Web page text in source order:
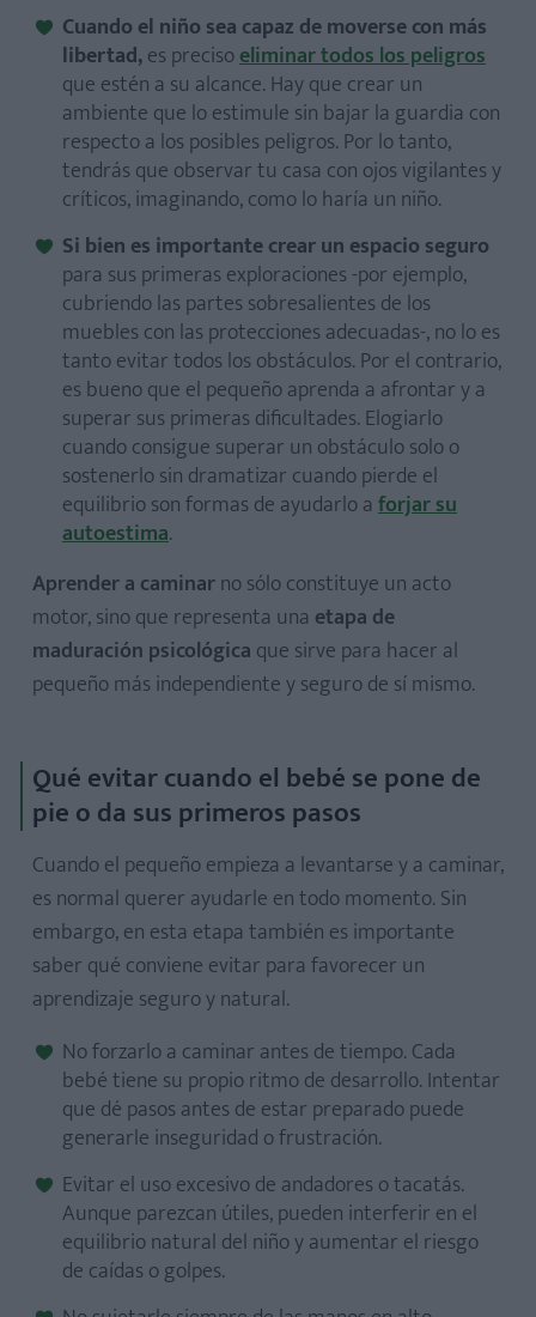
Cuando el niño sea capaz de moverse con más
libertad,es precisoeliminar todos los peligros
que estén a su alcance. Hay que crear un
ambiente que lo estimule sin bajar la guardia con
respecto a los posibles peligros. Por lo tanto,
tendrás que observar tu casa con ojos vigilantes y
críticos, imaginando, como lo haría un niño.
Si bien es importante crear un espacio seguro
para sus primeras exploraciones -por ejemplo,
cubriendo las partes sobresalientes de los
muebles con las protecciones adecuadas-, no lo es
tanto evitar todos los obstáculos. Por el contrario,
es bueno que el pequeño aprenda a afrontar y a
superar sus primeras dificultades. Elogiarlo
cuando consigue superar un obstáculo solo o
sostenerlo sin dramatizar cuando pierde el
equilibrio son formas de ayudarlo a forjar su
autoestima.
Aprender a caminarno sólo constituye un acto
motor, sino que representa una etapa de
maduración psicológica que sirve para hacer al
pequeño más independiente y seguro de sí mismo.
Qué evitar cuando el bebé se pone de
pie o da sus primeros pasos
Cuando el pequeño empieza a levantarse y a caminar,
es normal querer ayudarle en todo momento. Sin
embargo, en esta etapa también es importante
saber qué conviene evitar para favorecer un
aprendizaje seguro y natural.
No forzarlo a caminar antes de tiempo. Cada
bebé tiene su propio ritmo de desarrollo. Intentar
que dé pasos antes de estar preparado puede
generarle inseguridad o frustración.
Evitar el uso excesivo de andadores o tacatás.
Aunque parezcan útiles, pueden interferir en el
equilibrio natural del niño y aumentar el riesgo
de caídas o golpes.